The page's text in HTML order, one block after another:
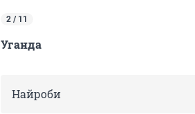
2 / 11
Уганда
Найроби